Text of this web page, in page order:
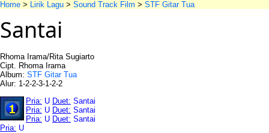
Home > Lirik Lagu > Sound Track Film > STF Gitar Tua
Santai
Rhoma Irama/Rita Sugiarto
Cipt. Rhoma Irama
Album: STF Gitar Tua
Alur: 1-2-2-3-1-2-2
Pria: U Duet: Santai
Pria: U Duet: Santai
Pria: U Duet: Santai
Pria: U